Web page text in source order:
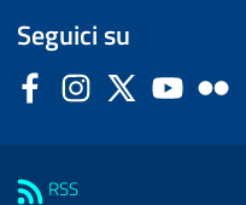
Seguici su
FacebookInstagram
Twitter YouTube
RSS